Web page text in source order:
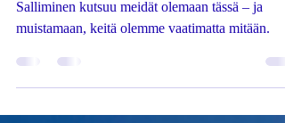
19.1.
2 min käytetty lukemiseen
SALLIMISESTA
Salliminen kutsuu meidät olemaan tässä – ja
muistamaan, keitä olemme vaatimatta mitään.